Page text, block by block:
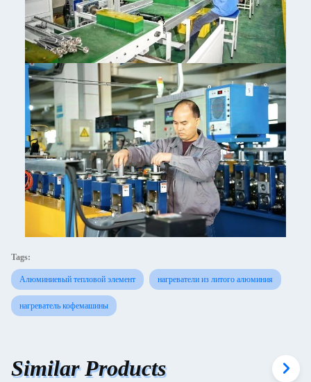
Tags:
Алюминиевый тепловой элемент нагреватели из литого алюминия
нагреватель кофемашины
Similar Products